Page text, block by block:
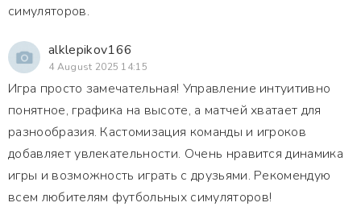
симуляторов.
alklepikov166
4 August 2025 14:15
Игра просто замечательная! Управление интуитивно
понятное, графика на высоте, а матчей хватает для
разнообразия. Кастомизация команды и игроков
добавляет увлекательности. Очень нравится динамика
игры и возможность играть с друзьями. Рекомендую
всем любителям футбольных симуляторов!